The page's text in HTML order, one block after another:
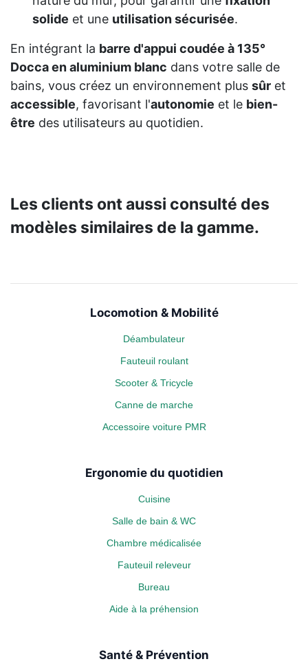
solide et une utilisation sécurisée.
En intégrant la barre d'appui coudée à 135°
Docca en aluminium blanc dans votre salle de
bains, vous créez un environnement plus sûr et
accessible, favorisant l'autonomie et le bien-
être des utilisateurs au quotidien.
Les clients ont aussi consulté des
modèles similaires de la gamme.
Locomotion & Mobilité
Déambulateur
Fauteuil roulant
Scooter & Tricycle
Canne de marche
Accessoire voiture PMR
Ergonomie du quotidien
Cuisine
Salle de bain & WC
Chambre médicalisée
Fauteuil releveur
Bureau
Aide à la préhension
Santé & Prévention